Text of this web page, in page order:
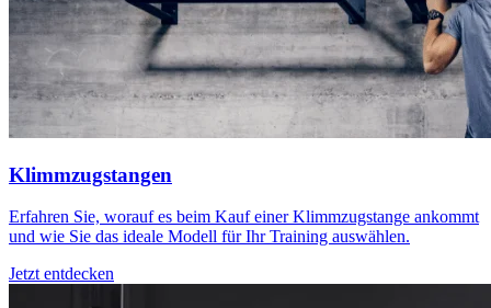
Klimmzugstangen
Erfahren Sie, worauf es beim Kauf einer Klimmzugstange ankommt
und wie Sie das ideale Modell für Ihr Training auswählen.
Jetzt entdecken